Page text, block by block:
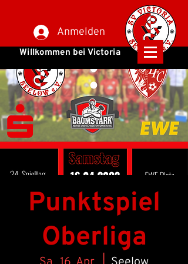
Anmelden
Willkommen bei Victoria
Punktspiel
Oberliga